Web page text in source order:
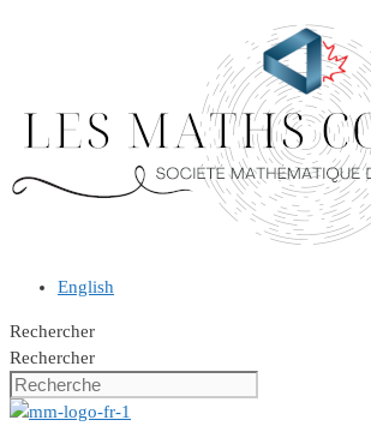
English
Rechercher
Rechercher